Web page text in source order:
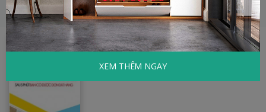
Hàng Thành Công - Sau 5 Phút Bạn Có Được Đơn Đặt Hàng
XEM THÊM NGAY